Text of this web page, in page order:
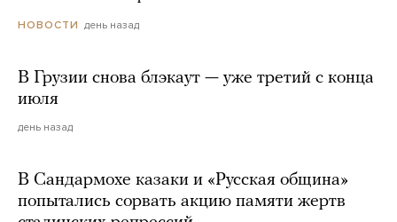
НОВОСТИ день назад
В Грузии снова блэкаут — уже третий с конца
июля
день назад
В Сандармохе казаки и «Русская община»
попытались сорвать акцию памяти жертв